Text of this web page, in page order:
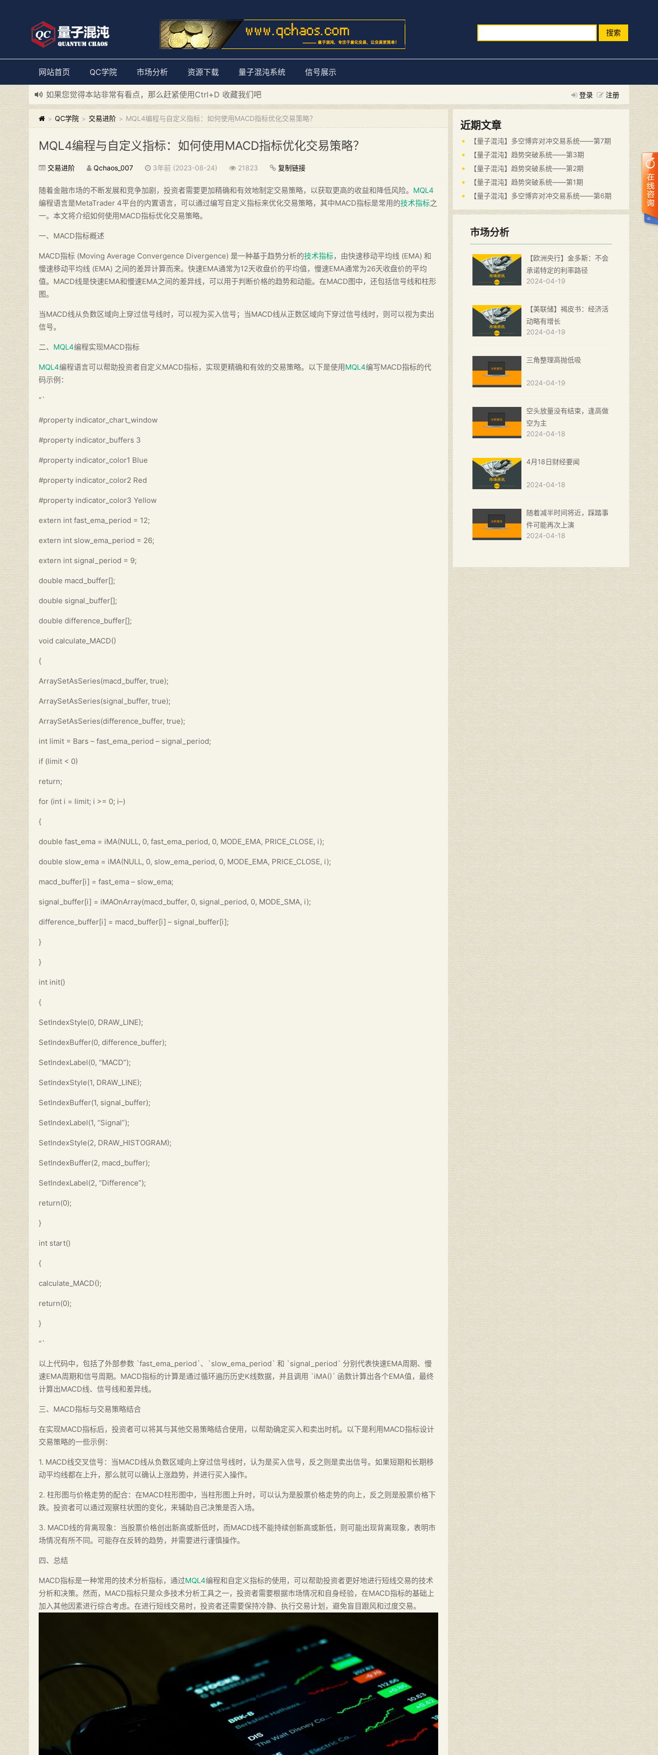
搜索
网站首页 QC学院 市场分析 资源下载 量子混沌系统 信号展示
登录 注册
新添加量子混沌系统板块，欢迎大家访问！---“量子混沌系统”
如果您觉得本站非常有看点，那么赶紧使用Ctrl+D 收藏我们吧
> QC学院 > 交易进阶 > MQL4编程与自定义指标：如何使用MACD指标优化交易策略？
MQL4编程与自定义指标：如何使用MACD指标优化交易策略？
交易进阶 Qchaos_007 3年前 (2023-08-24) 21823 复制链接
随着金融市场的不断发展和竞争加剧，投资者需要更加精确和有效地制定交易策略，以获取更高的收益和降低风险。 MQL4
编程语言是MetaTrader 4平台的内置语言，可以通过编写自定义指标来优化交易策略，其中MACD指标是常用的技术指标之
一。本文将介绍如何使用MACD指标优化交易策略。
一、MACD指标概述
MACD指标 (Moving Average Convergence Divergence) 是一种基于趋势分析的技术指标，由快速移动平均线 (EMA) 和
慢速移动平均线 (EMA) 之间的差异计算而来。快速EMA通常为12天收盘价的平均值，慢速EMA通常为26天收盘价的平均
值。MACD线是快速EMA和慢速EMA之间的差异线，可以用于判断价格的趋势和动能。在MACD图中，还包括信号线和柱形
图。
当MACD线从负数区域向上穿过信号线时，可以视为买入信号；当MACD线从正数区域向下穿过信号线时，则可以视为卖出
信号。
二、 MQL4编程实现MACD指标
MQL4编程语言可以帮助投资者自定义MACD指标，实现更精确和有效的交易策略。以下是使用MQL4编写MACD指标的代
码示例：
“`
#property indicator_chart_window
#property indicator_buffers 3
#property indicator_color1 Blue
#property indicator_color2 Red
#property indicator_color3 Yellow
extern int fast_ema_period = 12;
extern int slow_ema_period = 26;
extern int signal_period = 9;
double macd_buffer[];
double signal_buffer[];
double difference_buffer[];
void calculate_MACD()
{
ArraySetAsSeries(macd_buffer, true);
ArraySetAsSeries(signal_buffer, true);
ArraySetAsSeries(difference_buffer, true);
int limit = Bars – fast_ema_period – signal_period;
if (limit < 0)
return;
for (int i = limit; i >= 0; i–)
{
double fast_ema = iMA(NULL, 0, fast_ema_period, 0, MODE_EMA, PRICE_CLOSE, i);
double slow_ema = iMA(NULL, 0, slow_ema_period, 0, MODE_EMA, PRICE_CLOSE, i);
macd_buffer[i] = fast_ema – slow_ema;
signal_buffer[i] = iMAOnArray(macd_buffer, 0, signal_period, 0, MODE_SMA, i);
difference_buffer[i] = macd_buffer[i] – signal_buffer[i];
}
}
int init()
{
SetIndexStyle(0, DRAW_LINE);
SetIndexBuffer(0, difference_buffer);
SetIndexLabel(0, “MACD”);
SetIndexStyle(1, DRAW_LINE);
SetIndexBuffer(1, signal_buffer);
SetIndexLabel(1, “Signal”);
SetIndexStyle(2, DRAW_HISTOGRAM);
SetIndexBuffer(2, macd_buffer);
SetIndexLabel(2, “Difference”);
return(0);
}
int start()
{
calculate_MACD();
return(0);
}
“`
以上代码中，包括了外部参数 `fast_ema_period`、`slow_ema_period` 和 `signal_period` 分别代表快速EMA周期、慢
速EMA周期和信号周期。MACD指标的计算是通过循环遍历历史K线数据，并且调用 `iMA()` 函数计算出各个EMA值，最终
计算出MACD线、信号线和差异线。
三、MACD指标与交易策略结合
在实现MACD指标后，投资者可以将其与其他交易策略结合使用，以帮助确定买入和卖出时机。以下是利用MACD指标设计
交易策略的一些示例：
1. MACD线交叉信号：当MACD线从负数区域向上穿过信号线时，认为是买入信号，反之则是卖出信号。如果短期和长期移
动平均线都在上升，那么就可以确认上涨趋势，并进行买入操作。
2. 柱形图与价格走势的配合：在MACD柱形图中，当柱形图上升时，可以认为是股票价格走势的向上，反之则是股票价格下
跌。投资者可以通过观察柱状图的变化，来辅助自己决策是否入场。
3. MACD线的背离现象：当股票价格创出新高或新低时，而MACD线不能持续创新高或新低，则可能出现背离现象，表明市
场情况有所不同。可能存在反转的趋势，并需要进行谨慎操作。
四、总结
MACD指标是一种常用的技术分析指标，通过MQL4编程和自定义指标的使用，可以帮助投资者更好地进行短线交易的技术
分析和决策。然而，MACD指标只是众多技术分析工具之一，投资者需要根据市场情况和自身经验，在MACD指标的基础上
加入其他因素进行综合考虑。在进行短线交易时，投资者还需要保持冷静、执行交易计划，避免盲目跟风和过度交易。
近期文章
【量子混沌】多空博弈对冲交易系统——第7期
【量子混沌】趋势突破系统——第3期
【量子混沌】趋势突破系统——第2期
【量子混沌】趋势突破系统——第1期
【量子混沌】多空博弈对冲交易系统——第6期
市场分析
【欧洲央行】金多斯：不会
承诺特定的利率路径
2024-04-19
【美联储】褐皮书：经济活
动略有增长
2024-04-19
三角整理高抛低吸
2024-04-19
空头放量没有结束，逢高做
空为主
2024-04-18
4月18日财经要闻
2024-04-18
随着减半时间将近，踩踏事
件可能再次上演
2024-04-18